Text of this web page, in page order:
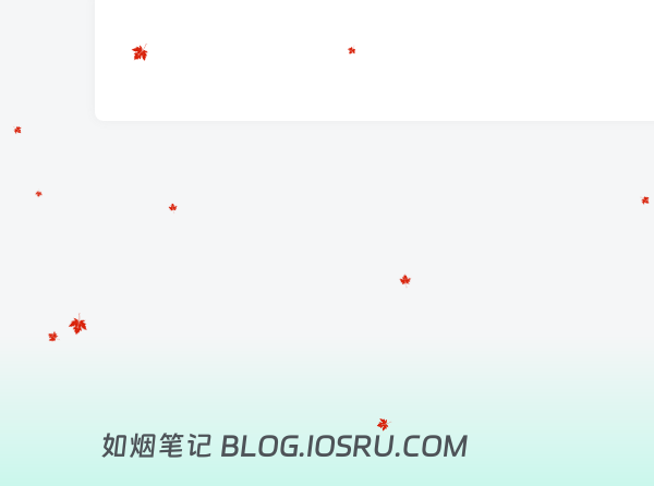
如烟笔记 BLOG.IOSRU.COM